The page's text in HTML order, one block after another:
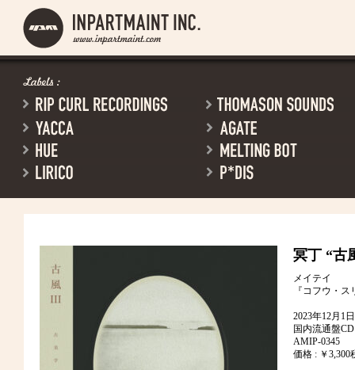
冥丁 “古
メイテイ
『コフウ・ス
2023年12月1
国内流通盤CD
AMIP-0345
価格 : ￥3,300